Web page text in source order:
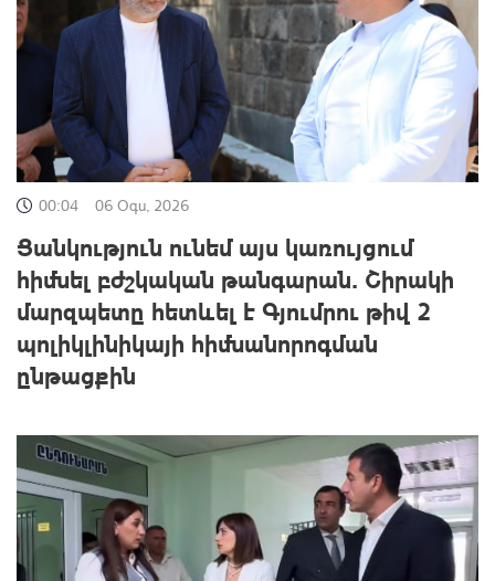
00:04 06 Օգս, 2026
Ցանկություն ունեմ այս կառույցում
հիմնել բժշկական թանգարան․ Շիրակի
մարզպետը հետևել է Գյումրու թիվ 2
պոլիկլինիկայի հիմնանորոգման
ընթացքին